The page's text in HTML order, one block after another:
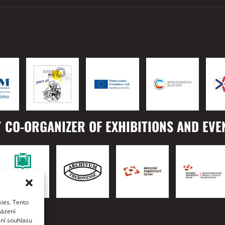
Tento
souhlasu
ORGANIZER OF EXHIBITIONS AND